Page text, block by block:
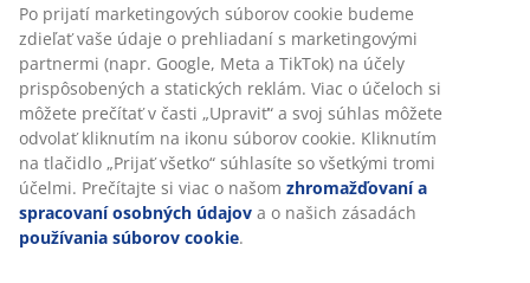
Po prijatí marketingových súborov cookie budeme
zdieľať vaše údaje o prehliadaní s marketingovými
partnermi (napr. Google, Meta a TikTok) na účely
prispôsobených a statických reklám. Viac o účeloch si
môžete prečítať v časti „Upraviť“ a svoj súhlas môžete
odvolať kliknutím na ikonu súborov cookie. Kliknutím
na tlačidlo „Prijať všetko“ súhlasíte so všetkými tromi
účelmi. Prečítajte si viac o našom zhromažďovaní a
spracovaní osobných údajov a o našich zásadách
používania súborov cookie.